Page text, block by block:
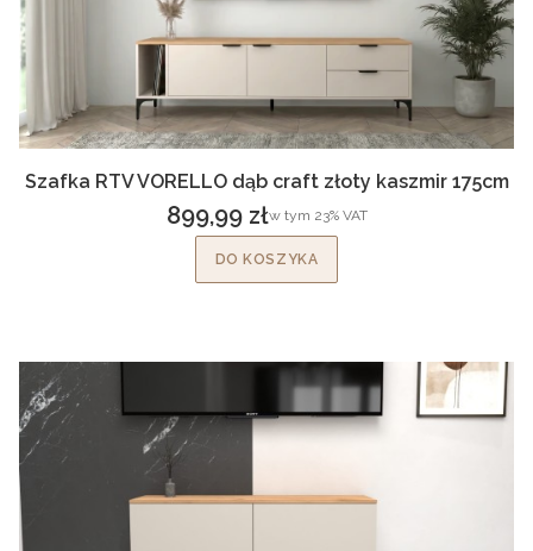
Szafka RTV VORELLO dąb craft złoty kaszmir 175cm
Cena brutto
899,99 złw tym %s VAT
w tym 23%VAT
DO KOSZYKA